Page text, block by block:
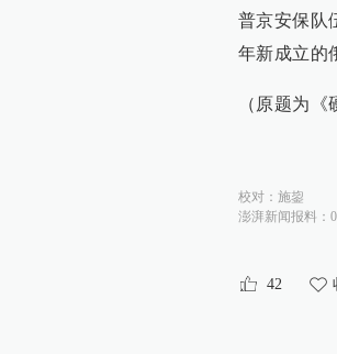
普京安保队
年新成立的
（原题为
校对： 施鋆
澎湃新闻报料：
42